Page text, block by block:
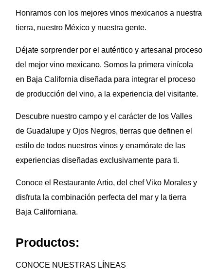
Honramos con los mejores vinos mexicanos a nuestra
tierra, nuestro México y nuestra gente.
Déjate sorprender por el auténtico y artesanal proceso
del mejor vino mexicano. Somos la primera vinícola
en Baja California diseñada para integrar el proceso
de producción del vino, a la experiencia del visitante.
Descubre nuestro campo y el carácter de los Valles
de Guadalupe y Ojos Negros, tierras que definen el
estilo de todos nuestros vinos y enamórate de las
experiencias diseñadas exclusivamente para ti.
Conoce el Restaurante Artio, del chef Viko Morales y
disfruta la combinación perfecta del mar y la tierra
Baja Californiana.
Productos:
CONOCE NUESTRAS LÍNEAS